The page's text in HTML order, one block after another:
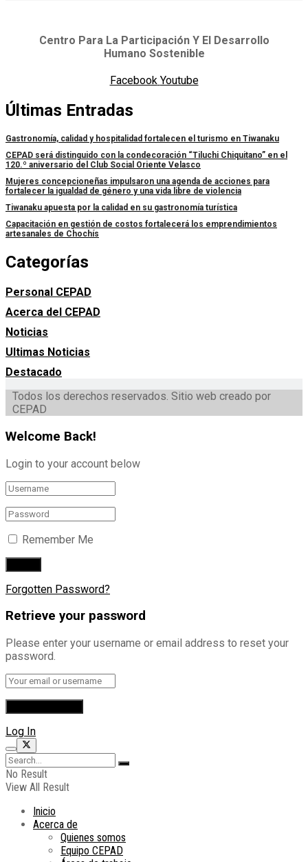
Centro Para La Participación Y El Desarrollo
Humano Sostenible
Facebook Youtube
Últimas Entradas
Gastronomía, calidad y hospitalidad fortalecen el turismo en Tiwanaku
CEPAD será distinguido con la condecoración “Tiluchi Chiquitano” en el
120.º aniversario del Club Social Oriente Velasco
Mujeres concepcioneñas impulsaron una agenda de acciones para
fortalecer la igualdad de género y una vida libre de violencia
Tiwanaku apuesta por la calidad en su gastronomía turística
Capacitación en gestión de costos fortalecerá los emprendimientos
artesanales de Chochís
Categorías
Personal CEPAD
Acerca del CEPAD
Noticias
Ultimas Noticias
Destacado
Todos los derechos reservados. Sitio web creado por
CEPAD
Welcome Back!
Login to your account below
Remember Me
Forgotten Password?
Retrieve your password
Please enter your username or email address to reset your
password.
Log In
No Result
View All Result
Inicio
Acerca de
Quienes somos
Equipo CEPAD